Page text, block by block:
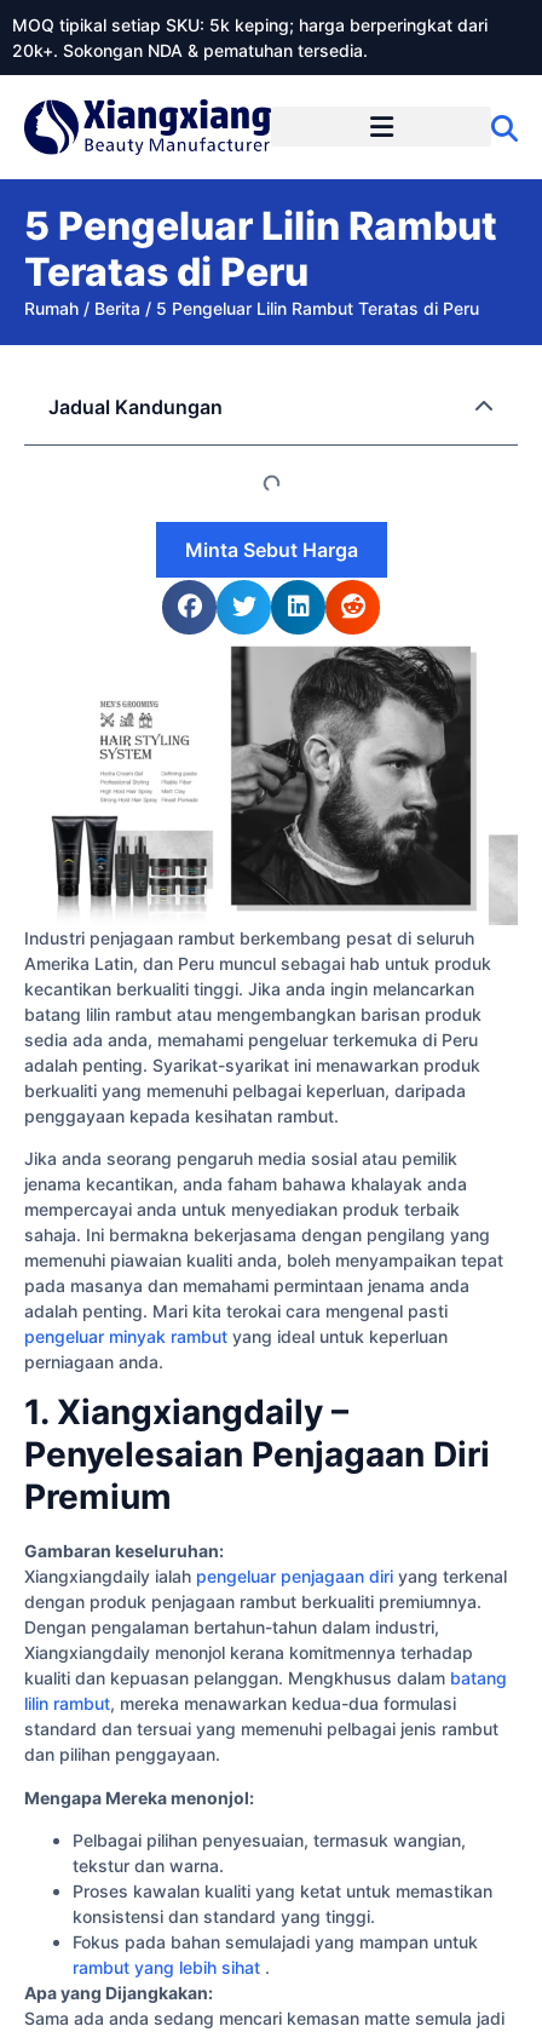
MOQ tipikal setiap SKU: 5k keping; harga berperingkat dari
20k+. Sokongan NDA & pematuhan tersedia.
5 Pengeluar Lilin Rambut
Teratas di Peru
Rumah / Berita / 5 Pengeluar Lilin Rambut Teratas di Peru
Industri penjagaan rambut berkembang pesat di seluruh
Amerika Latin, dan Peru muncul sebagai hab untuk produk
kecantikan berkualiti tinggi. Jika anda ingin melancarkan
batang lilin rambut atau mengembangkan barisan produk
sedia ada anda, memahami pengeluar terkemuka di Peru
adalah penting. Syarikat-syarikat ini menawarkan produk
berkualiti yang memenuhi pelbagai keperluan, daripada
penggayaan kepada kesihatan rambut.
Jika anda seorang pengaruh media sosial atau pemilik
jenama kecantikan, anda faham bahawa khalayak anda
mempercayai anda untuk menyediakan produk terbaik
sahaja. Ini bermakna bekerjasama dengan pengilang yang
memenuhi piawaian kualiti anda, boleh menyampaikan tepat
pada masanya dan memahami permintaan jenama anda
adalah penting. Mari kita terokai cara mengenal pasti
pengeluar minyak rambut yang ideal untuk keperluan
perniagaan anda.
1. Xiangxiangdaily –
Penyelesaian Penjagaan Diri
Premium
Gambaran keseluruhan:
Xiangxiangdaily ialah pengeluar penjagaan diri yang terkenal
dengan produk penjagaan rambut berkualiti premiumnya.
Dengan pengalaman bertahun-tahun dalam industri,
Xiangxiangdaily menonjol kerana komitmennya terhadap
kualiti dan kepuasan pelanggan. Mengkhusus dalam batang
lilin rambut, mereka menawarkan kedua-dua formulasi
standard dan tersuai yang memenuhi pelbagai jenis rambut
dan pilihan penggayaan.
Mengapa Mereka menonjol:
Pelbagai pilihan penyesuaian, termasuk wangian,
tekstur dan warna.
Proses kawalan kualiti yang ketat untuk memastikan
konsistensi dan standard yang tinggi.
Fokus pada bahan semulajadi yang mampan untuk
rambut yang lebih sihat .
Apa yang Dijangkakan:
Sama ada anda sedang mencari kemasan matte semula jadi
Jadual Kandungan
Minta Sebut Harga